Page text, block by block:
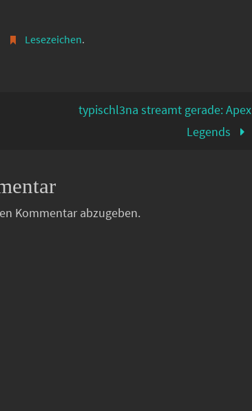
Lesezeichen.
typischl3na streamt gerade: Apex
Legends
Kommentar abzugeben.